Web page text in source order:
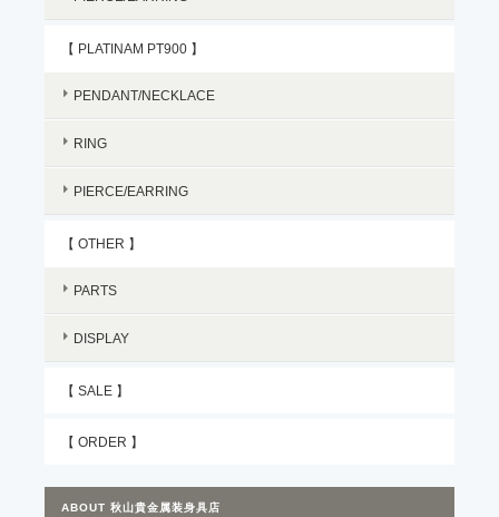
【 PLATINAM PT900 】
PENDANT/NECKLACE
RING
PIERCE/EARRING
【 OTHER 】
PARTS
DISPLAY
【 SALE 】
【 ORDER 】
ABOUT 秋山貴金属装身具店